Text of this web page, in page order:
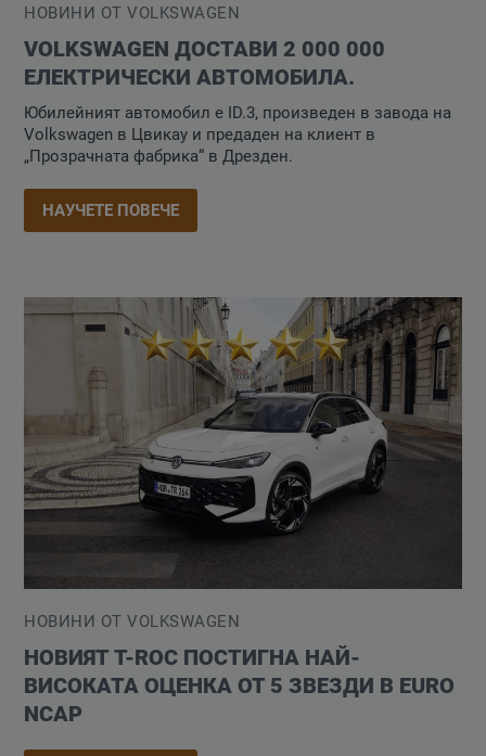
НОВИНИ ОТ VOLKSWAGEN
VOLKSWAGEN ДОСТАВИ 2 000 000
ЕЛЕКТРИЧЕСКИ АВТОМОБИЛА.
Юбилейният автомобил е ID.3, произведен в завода на
Volkswagen в Цвикау и предаден на клиент в
„Прозрачната фабрика“ в Дрезден.
НАУЧЕТЕ ПОВЕЧЕ
НОВИНИ ОТ VOLKSWAGEN
НОВИЯТ T-ROC ПОСТИГНА НАЙ-
ВИСОКАТА ОЦЕНКА ОТ 5 ЗВЕЗДИ В EURO
NCAP